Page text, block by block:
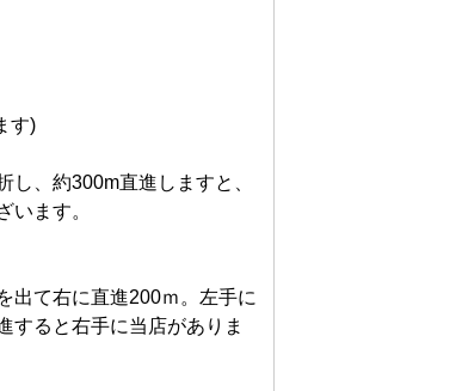
す)
、約300m直進しますと、
います。
出て右に直進200ｍ。左手に
すると右手に当店がありま